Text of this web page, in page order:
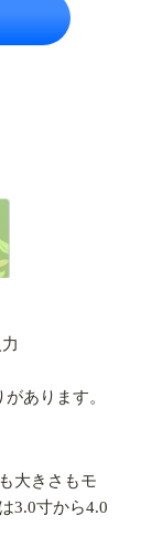
あります。
大きさもモ
3.0寸から4.0